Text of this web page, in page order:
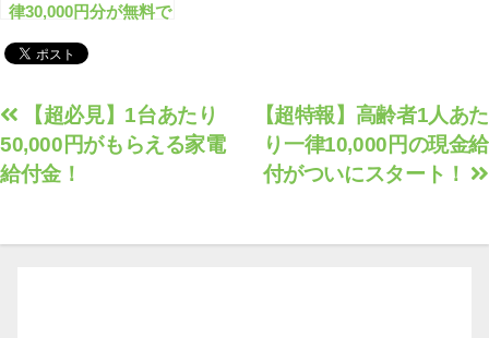
律30,000円分が無料で
投
稿
ナ
ゲ
【超特報】高齢者1人あた
り一律10,000円の現金給
付がついにスタート！
【超必見】1台あたり
50,000円がもらえる家電
給付金！